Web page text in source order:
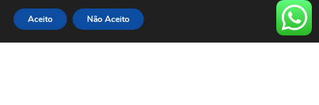
Você precis estar
comentário.
Aceito Não Aceito